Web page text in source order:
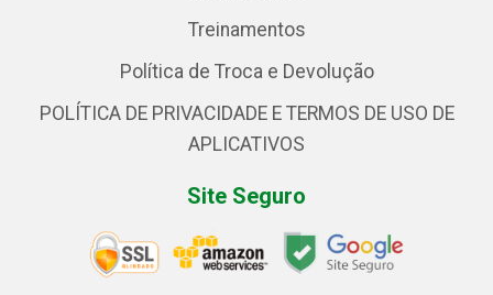
Treinamentos
Política de Troca e Devolução
POLÍTICA DE PRIVACIDADE E TERMOS DE USO DE
APLICATIVOS
Site Seguro